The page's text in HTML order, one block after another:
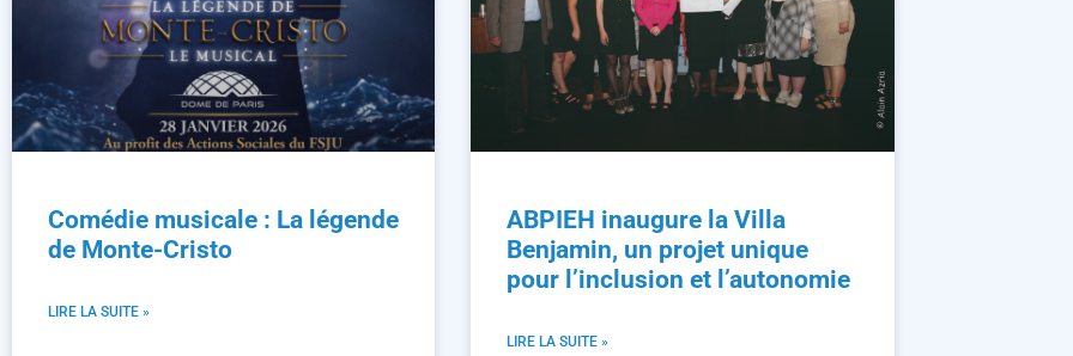
Comédie musicale : La légende
de Monte-Cristo
LIRE LA SUITE »
ABPIEH inaugure la Villa
Benjamin, un projet unique
pour l’inclusion et l’autonomie
LIRE LA SUITE »